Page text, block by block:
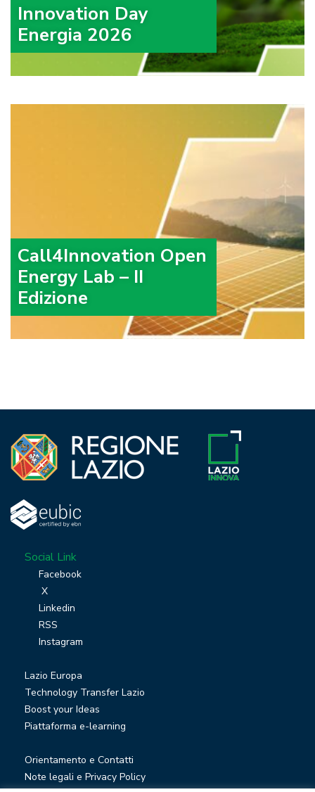
Innovation Day
Energia 2026
Call4Innovation Open
Energy Lab – II
Edizione
Social Link
Facebook
X
Linkedin
RSS
Instagram
Lazio Europa
Technology Transfer Lazio
Boost your Ideas
Piattaforma e-learning
Orientamento e Contatti
Note legali e Privacy Policy